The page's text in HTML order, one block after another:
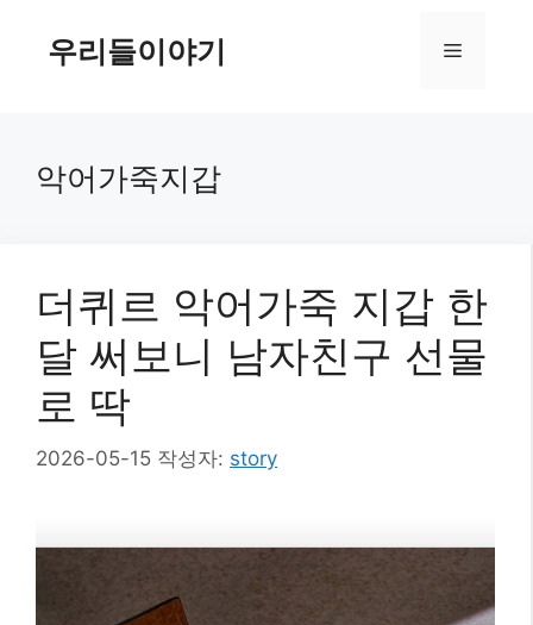
우리들이야기 메
악어가죽지갑
더퀴르 악어가죽 지갑 한
달 써보니 남자친구 선물
로 딱
2026-05-15 작성자: story